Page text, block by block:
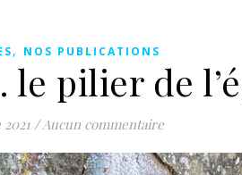
, NOS PUBLICATIONS
pilier de
/Aucun commentaire